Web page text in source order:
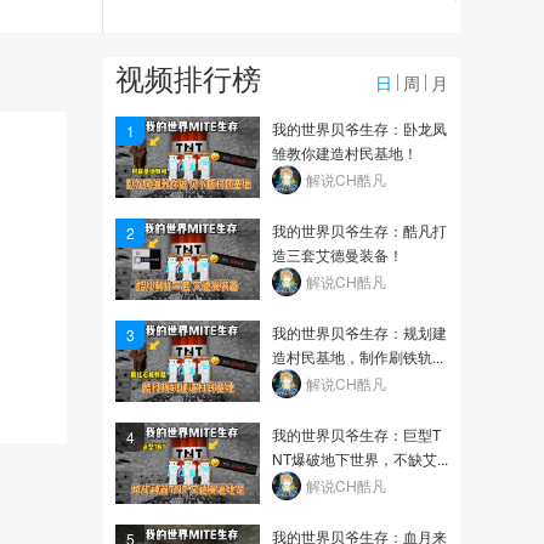
树屋爆改豪华空中别墅...
4128
【MC梦想改造家】火山
岛爆改蒸汽朋克小镇！...
4049
视频排行榜 日 周 月
1
我的世界贝爷生存：卧龙凤
雏教你建造村民基地！
解说CH酷凡
2
我的世界贝爷生存：酷凡打
造三套艾德曼装备！
解说CH酷凡
3
我的世界贝爷生存：规划建
造村民基地，制作刷铁轨...
解说CH酷凡
4
我的世界贝爷生存：巨型T
NT爆破地下世界，不缺艾...
解说CH酷凡
5 我的世界贝爷生存：血月来